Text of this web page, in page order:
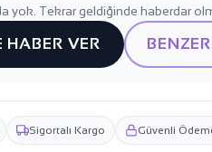
yok. Tekrar geldiğinde haberdar
HABER VER
Sigortalı Kargo Güvenli